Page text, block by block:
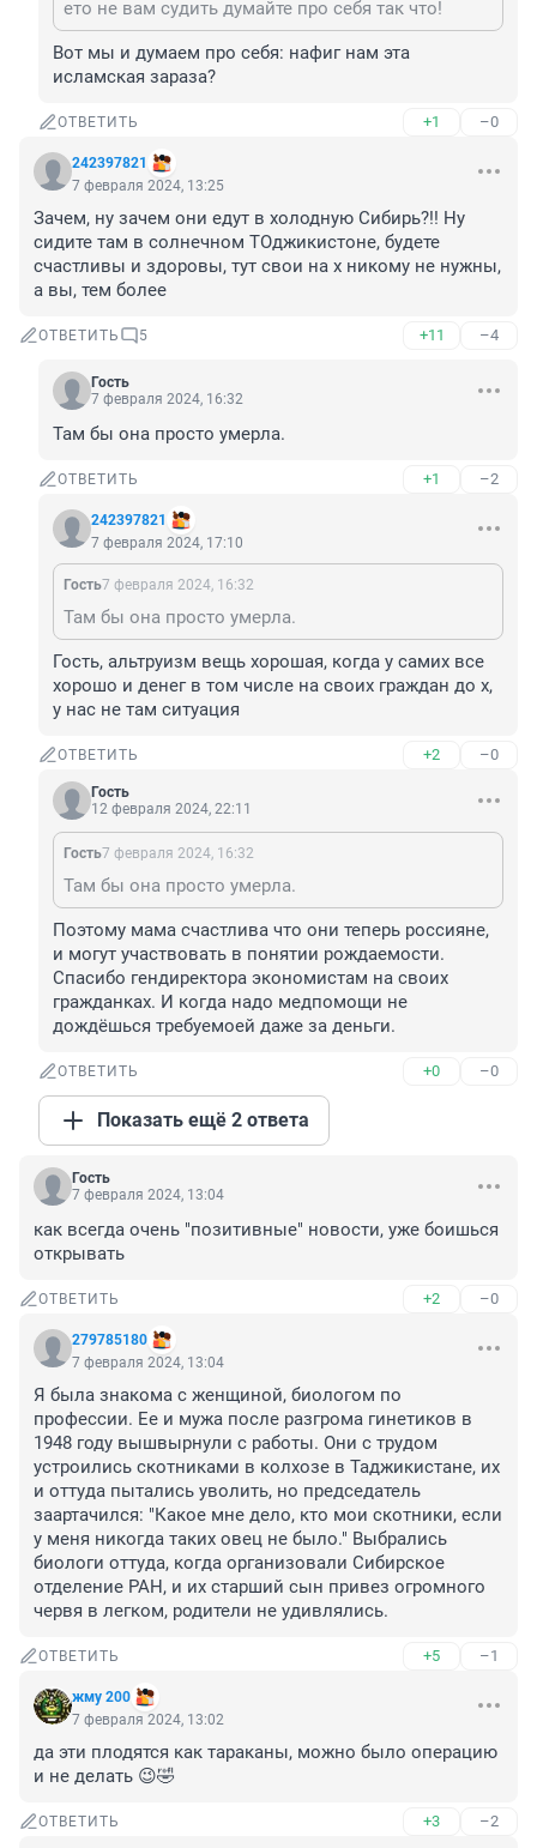
ето не вам судить думайте про себя так что!
Вот мы и думаем про себя: нафиг нам эта
исламская зараза?
ОТВЕТИТЬ +1 –0
242397821
7 февраля 2024, 13:25
Зачем, ну зачем они едут в холодную Сибирь?!! Ну
сидите там в солнечном ТОджикистоне, будете
счастливы и здоровы, тут свои на х никому не нужны,
а вы, тем более
ОТВЕТИТЬ 5 +11 –4
Гость
7 февраля 2024, 16:32
Там бы она просто умерла.
ОТВЕТИТЬ +1 –2
242397821
7 февраля 2024, 17:10
Гость7 февраля 2024, 16:32
Там бы она просто умерла.
Гость, альтруизм вещь хорошая, когда у самих все
хорошо и денег в том числе на своих граждан до х,
у нас не там ситуация
ОТВЕТИТЬ +2 –0
Гость
12 февраля 2024, 22:11
Гость7 февраля 2024, 16:32
Там бы она просто умерла.
Поэтому мама счастлива что они теперь россияне,
и могут участвовать в понятии рождаемости.
Спасибо гендиректора экономистам на своих
гражданках. И когда надо медпомощи не
дождёшься требуемоей даже за деньги.
ОТВЕТИТЬ +0 –0
Показать ещё 2 ответа
Гость
7 февраля 2024, 13:04
как всегда очень "позитивные" новости, уже боишься
открывать
ОТВЕТИТЬ +2 –0
279785180
7 февраля 2024, 13:04
Я была знакома с женщиной, биологом по
профессии. Ее и мужа после разгрома гинетиков в
1948 году вышвырнули с работы. Они с трудом
устроились скотниками в колхозе в Таджикистане, их
и оттуда пытались уволить, но председатель
заартачился: "Какое мне дело, кто мои скотники, если
у меня никогда таких овец не было." Выбрались
биологи оттуда, когда организовали Сибирское
отделение РАН, и их старший сын привез огромного
червя в легком, родители не удивлялись.
ОТВЕТИТЬ +5 –1
жму 200
7 февраля 2024, 13:02
да эти плодятся как тараканы, можно было операцию
и не делать 😉🤣
ОТВЕТИТЬ +3 –2